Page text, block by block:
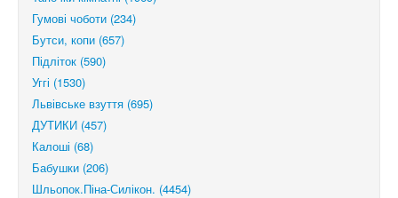
Гумові чоботи (234)
Бутси, копи (657)
Підліток (590)
Уггі (1530)
Львівське взуття (695)
ДУТИКИ (457)
Калоші (68)
Бабушки (206)
Шльопок.Піна-Силікон. (4454)